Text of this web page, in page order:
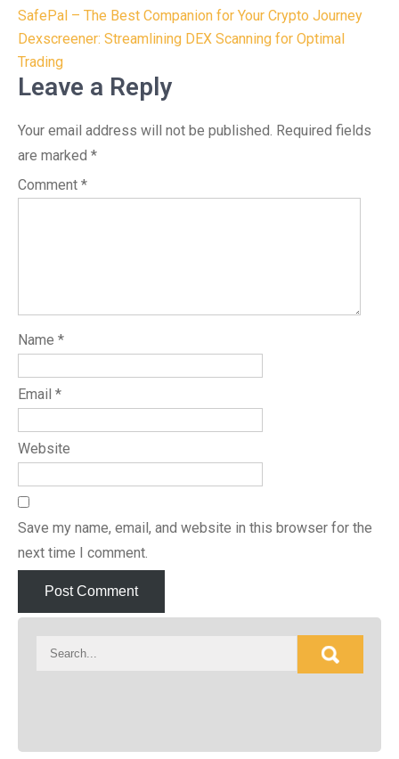
Post
navigation
SafePal – The Best Companion for Your Crypto Journey
Dexscreener: Streamlining DEX Scanning for Optimal
Trading
Leave a Reply
Your email address will not be published. Required fields
are marked *
Comment *
Name *
Email *
Website
Save my name, email, and website in this browser for the
next time I comment.